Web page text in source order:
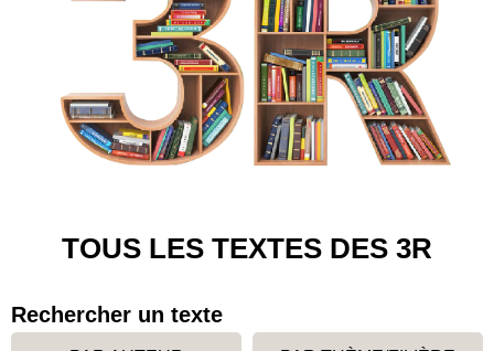
TOUS LES TEXTES DES 3R
Rechercher un texte